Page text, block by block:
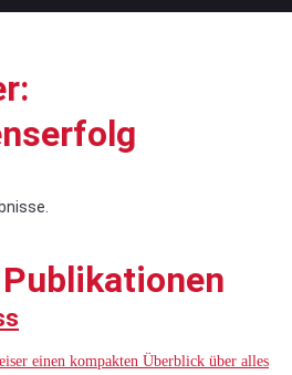
Publikationen
einen kompakten Überblick über alles